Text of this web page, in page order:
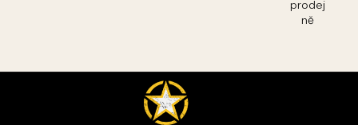
prodej
ně